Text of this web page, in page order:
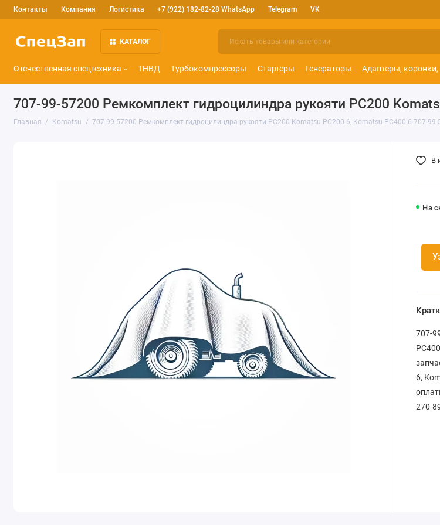
Контакты Компания Логистика +7 (922) 182-82-28 WhatsApp Telegram VK
КАТАЛОГ
Отечественная спецтехника ТНВД Турбокомпрессоры Стартеры Генераторы Адаптеры,
707-99-57200 Ремкомплект гидроцилиндра рукояти РС200
Главная Komatsu 707-99-57200 Ремкомплект гидроцилиндра рукояти РС200 Komatsu PC200-6, Komatsu PC400-6 707-99-
На
В
707-
6,
270-